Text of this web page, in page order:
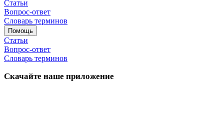
Статьи
Вопрос-ответ
Словарь терминов
Помощь
Статьи
Вопрос-ответ
Словарь терминов
Скачайте наше приложение